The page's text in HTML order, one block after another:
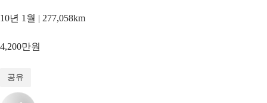
10년 1월 | 277,058km
4,200만원
공유
/20